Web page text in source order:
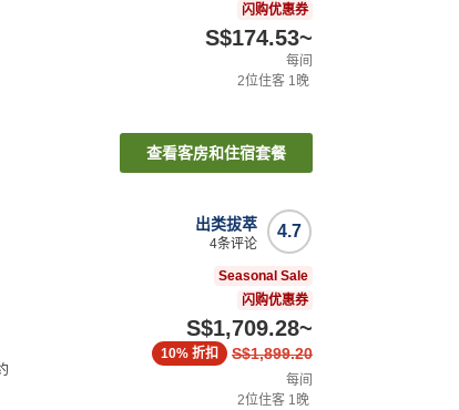
闪购优惠券
S$174.53~
每间
2位住客 1 晚
查看客房和住宿套餐
4.7
出类拔萃
4条评论
Seasonal Sale
闪购优惠券
S$1,709.28~
S$1,899.20
10% 折扣
每间
2位住客 1晚